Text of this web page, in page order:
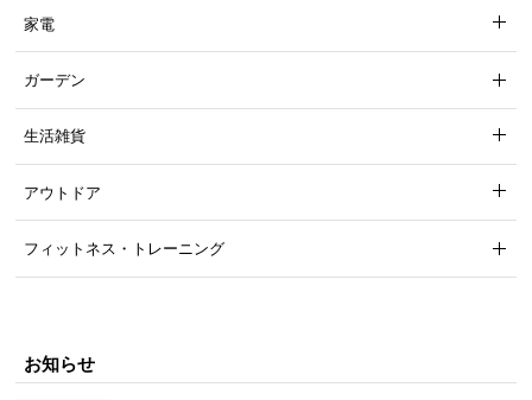
家電
ガーデン
生活雑貨
アウトドア
フィットネス・トレーニング
お知らせ